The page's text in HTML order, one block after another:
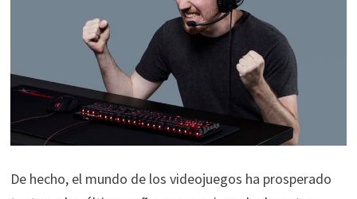
De hecho, el mundo de los videojuegos ha prosperado